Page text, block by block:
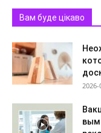
Вам буде цікаво
2026-